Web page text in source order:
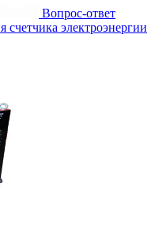
Вопрос-ответ
счетчика электроэнергии